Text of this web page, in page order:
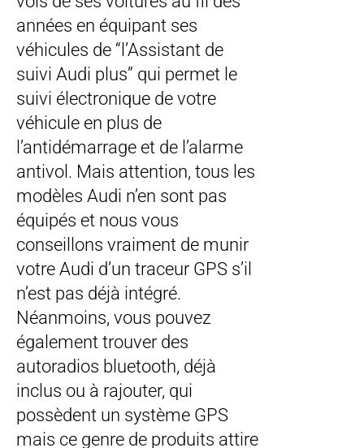
années en équipant ses
véhicules de “l’Assistant de
suivi Audi plus” qui permet le
suivi électronique de votre
véhicule en plus de
l’antidémarrage et de l’alarme
antivol. Mais attention, tous les
modèles Audi n’en sont pas
équipés et nous vous
conseillons vraiment de munir
votre Audi d’un traceur GPS s’il
n’est pas déjà intégré.
Néanmoins, vous pouvez
également trouver des
autoradios bluetooth, déjà
inclus ou à rajouter, qui
possèdent un système GPS
mais ce genre de produits attire